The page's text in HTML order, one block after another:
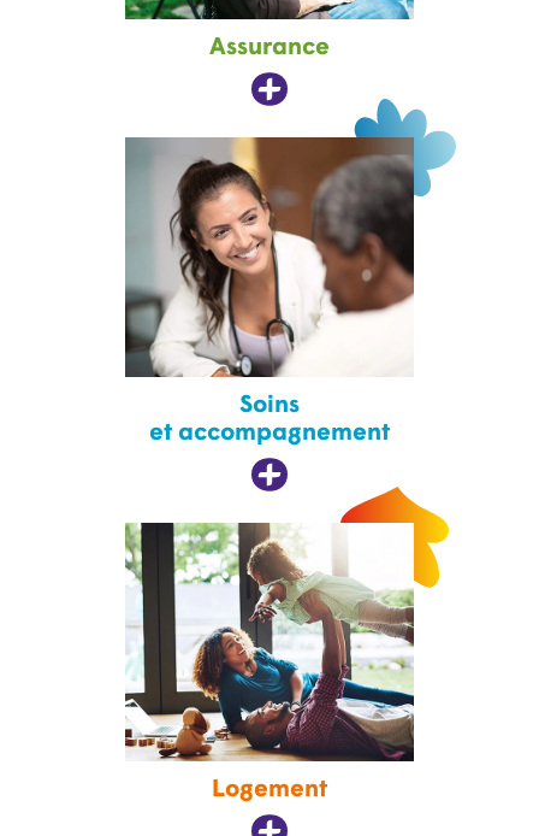
Assurance
Soins
et accompagnement
Logement